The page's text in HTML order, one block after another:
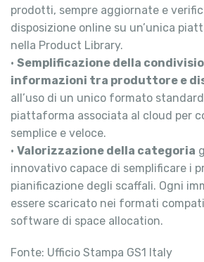
prodotti, sempre aggiornate e
disposizione online su un’unica
nella Product Library.
• Semplificazione della
informazioni tra produttore e
all’uso di un unico formato
piattaforma associata al cloud per
semplice e veloce.
• Valorizzazione della categoria
innovativo capace di semplificare i
pianificazione degli scaffali. Ogni
essere scaricato nei formati
software di space allocation.
Fonte: Ufficio Stampa GS1 Italy